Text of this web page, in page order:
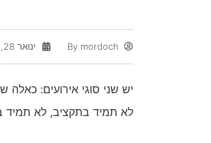
By mordoch ינואר 28, 2026
יש שני סוגי אירועים: כאלה
לא תמיד בתקציב, לא תמיד